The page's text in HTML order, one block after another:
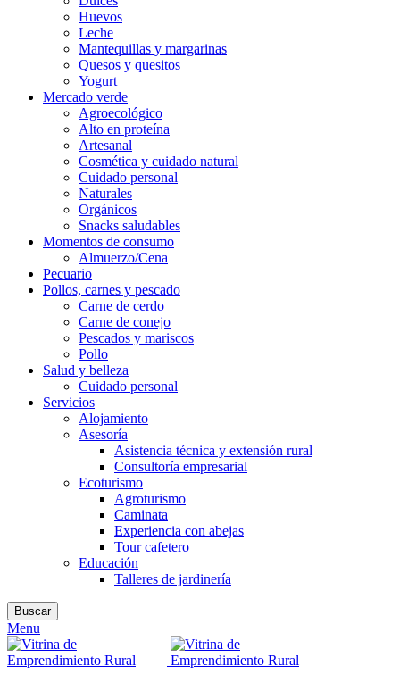
Huevos
Leche
Mantequillas y margarinas
Quesos y quesitos
Yogurt
Mercado verde
Agroecológico
Alto en proteína
Artesanal
Cosmética y cuidado natural
Cuidado personal
Naturales
Orgánicos
Snacks saludables
Momentos de consumo
Almuerzo/Cena
Pecuario
Pollos, carnes y pescado
Carne de cerdo
Carne de conejo
Pescados y mariscos
Pollo
Salud y belleza
Cuidado personal
Servicios
Alojamiento
Asesoría
Asistencia técnica y extensión rural
Consultoría empresarial
Ecoturismo
Agroturismo
Caminata
Experiencia con abejas
Tour cafetero
Educación
Talleres de jardinería
Buscar
Menu